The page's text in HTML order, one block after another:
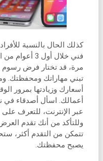
كذلك الحال بالنسبة
فني خلال أول 3
مرة، قد تختار فرض رسوم
تبني مهاراتك ومحفظتك.
أسعارك وزيادتها بمرور
أعمالك. اسأل أصدقاء في
عبر الإنترنت، للتعرف
وللتأكد من أنك تقدم
تتمكن من التقدم أكثر،
يصبح محفظتك.